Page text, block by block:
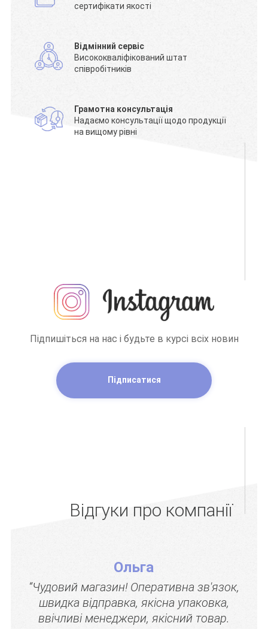
сертифікати якості
Відмінний сервіс
Висококваліфікований штат
співробітників
Грамотна консультація
Надаємо консультації щодо продукції
на вищому рівні
Підпишіться на нас і будьте в курсі всіх новин
Підписатися
Відгуки про компанії
Ольга
“Чудовий магазин! Оперативна зв'язок,
швидка відправка, якісна упаковка,
ввічливі менеджери, якісний товар.